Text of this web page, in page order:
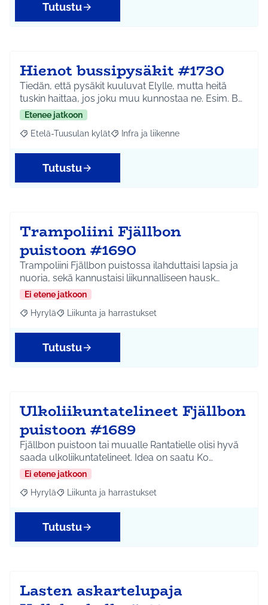
Tutustu
Hienot bussipysäkit #1730
Tiedän, että pysäkit kuuluvat Elylle, mutta heitä
tuskin haittaa, jos joku muu kunnostaa ne. Esim. B…
Etenee jatkoon
Rajaa tulokset aihepiirin mukaan: Etelä-Tuusulan kylät
Etelä-Tuusulan kylät Rajaa tulokset teeman mukaan: Infra ja
Infra ja liikenne
Tutustu
Trampoliini Fjällbon
puistoon #1690
Trampoliini Fjällbon puistossa ilahduttaisi lapsia ja
nuoria, sekä kannustaisi liikunnalliseen hausk…
Ei etene jatkoon
Rajaa tulokset aihepiirin mukaan: Hyrylä
Hyrylä Rajaa tulokset teeman mukaan: Liikunta ja
Liikunta ja harrastukset
Tutustu
Ulkoliikuntatelineet Fjällbon
puistoon #1689
Fjällbon puistoon tai muualle Rantatielle olisi hyvä
saada ulkoliikuntatelineet. Idea on saatu Ko…
Ei etene jatkoon
Rajaa tulokset aihepiirin mukaan: Hyrylä
Hyrylä Rajaa tulokset teeman mukaan: Liikunta ja
Liikunta ja harrastukset
Tutustu
Lasten askartelupaja